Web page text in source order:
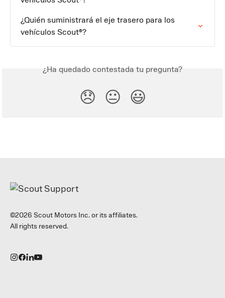
¿Quién suministrará el eje trasero para los
vehículos Scout®?
¿Ha quedado contestada tu pregunta?
😞 😐 😃
©2026 Scout Motors Inc. or its affiliates.
All rights reserved.